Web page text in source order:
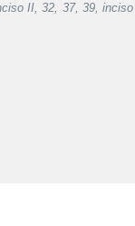
II, 32, 37, 39,